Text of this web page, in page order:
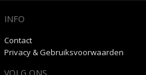
INFO
Contact
Privacy & Gebruiksvoorwaarden